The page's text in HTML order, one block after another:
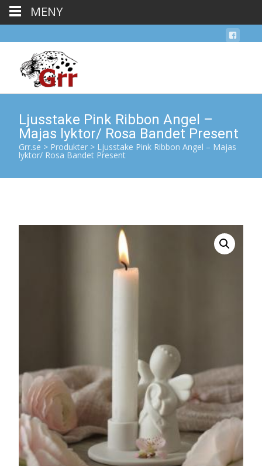
Ljusstake Pink Ribbon Angel –
Majas lyktor/ Rosa Bandet Present
Grr.se > Produkter > Ljusstake Pink Ribbon Angel – Majas
lyktor/ Rosa Bandet Present
MENY